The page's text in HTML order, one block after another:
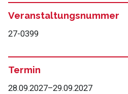
Veranstaltungsnummer
27-0399
Termin
28.09.2027–29.09.2027